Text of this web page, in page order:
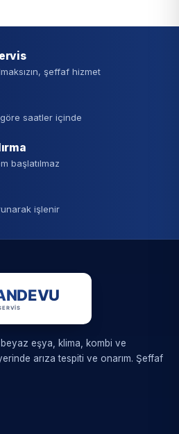
şeffaf hizmet
saatler içinde
başlatılmaz
işlenir
beyaz eşya, klima, kombi ve
arıza tespiti ve onarım. Şeffaf